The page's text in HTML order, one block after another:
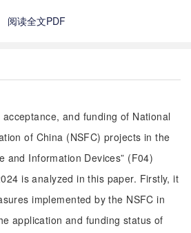
阅读全文PDF
and funding of National
of China (NSFC) projects in the
and Information Devices” (F04)
is analyzed in this paper. Firstly, it
implemented by the NSFC in
application and funding status of